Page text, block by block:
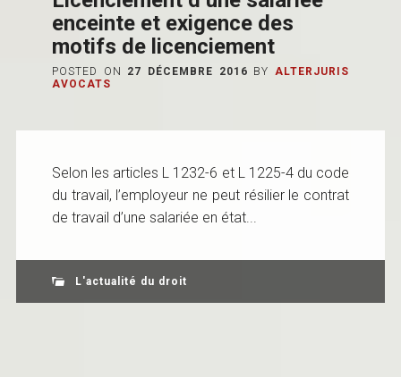
enceinte et exigence des
motifs de licenciement
POSTED ON 27 DÉCEMBRE 2016 BY ALTERJURIS
AVOCATS
Selon les articles L 1232-6 et L 1225-4 du code
du travail, l’employeur ne peut résilier le contrat
de travail d’une salariée en état...
L'actualité du droit